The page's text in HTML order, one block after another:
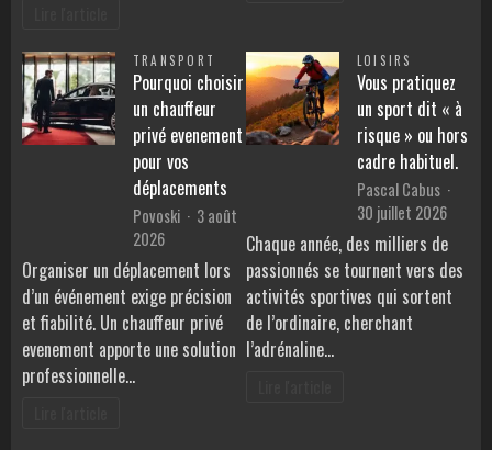
TRANSPORT
Pourquoi choisir
un chauffeur
privé evenement
pour vos
déplacements
Povoski
3 août
2026
Organiser un déplacement lors
d’un événement exige précision
et fiabilité. Un chauffeur privé
evenement apporte une solution
professionnelle…
LOISIRS
Vous pratiquez
un sport dit « à
risque » ou hors
cadre habituel.
Pascal Cabus
30 juillet 2026
Chaque année, des milliers de
passionnés se tournent vers des
activités sportives qui sortent
de l’ordinaire, cherchant
l’adrénaline…